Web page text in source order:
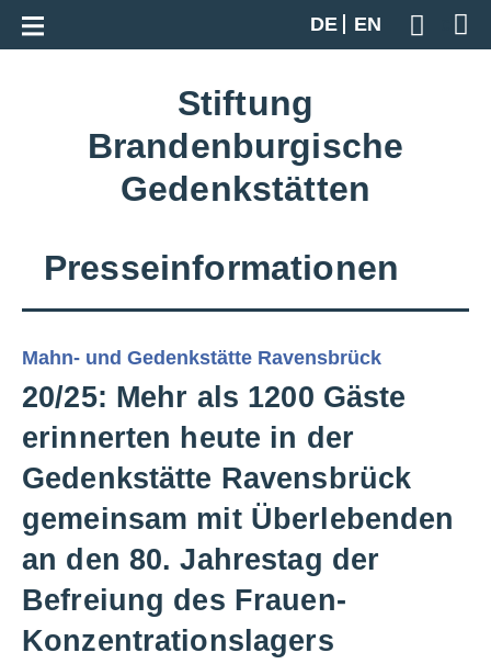
DE
EN
Geben
Zur Gesamtübersicht
Stiftung
Brandenburgische
Gedenkstätten
Presseinformationen
Mahn- und Gedenkstätte Ravensbrück
20/25: Mehr als 1200 Gäste
erinnerten heute in der
Gedenkstätte Ravensbrück
gemeinsam mit Überlebenden
an den 80. Jahrestag der
Befreiung des Frauen-
Konzentrationslagers